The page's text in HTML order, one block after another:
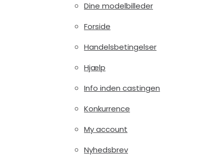
Dine modelbilleder
Forside
Handelsbetingelser
Hjælp
Info inden castingen
Konkurrence
My account
Nyhedsbrev